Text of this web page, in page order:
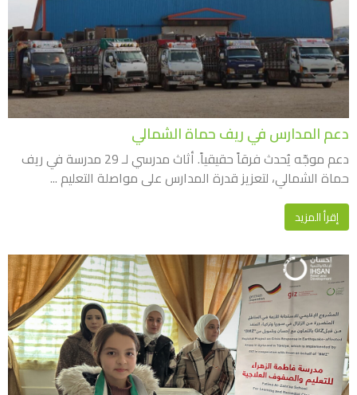
دعم المدارس في ريف حماة الشمالي
دعم موجّه يُحدث فرقاً حقيقياً. أثاث مدرسي لـ 29 مدرسة في ريف
حماة الشمالي، لتعزيز قدرة المدارس على مواصلة التعليم ...
إقرأ المزيد